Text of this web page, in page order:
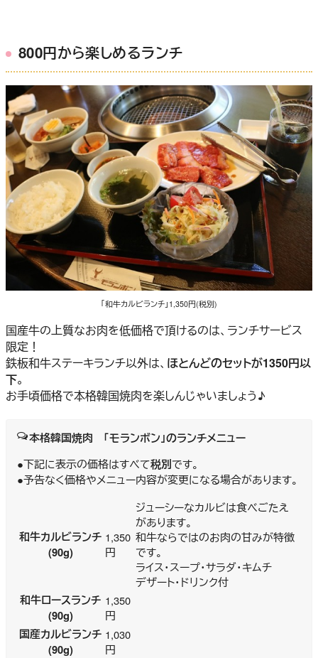
800円から楽しめるランチ
「和牛カルビランチ」1,350円(税別)
国産牛の上質なお肉を低価格で頂けるのは、ランチサービス
限定！
鉄板和牛ステーキランチ以外は、 ほとんどのセットが1350円以
下。
お手頃価格で本格韓国焼肉を楽しんじゃいましょう♪
本格韓国焼肉 「モランボン」のランチメニュー
●下記に表示の価格はすべて税別です。
●予告なく価格やメニュー内容が変更になる場合があります。
和牛カルビランチ
(90g)
1,350
円
ジューシーなカルビは食べごたえ
があります。
和牛ならではのお肉の甘みが特徴
です。
ライス・スープ・サラダ・キムチ
デザート・ドリンク付
和牛ロースランチ
(90g)
1,350
円
国産カルビランチ
(90g)
1,030
円